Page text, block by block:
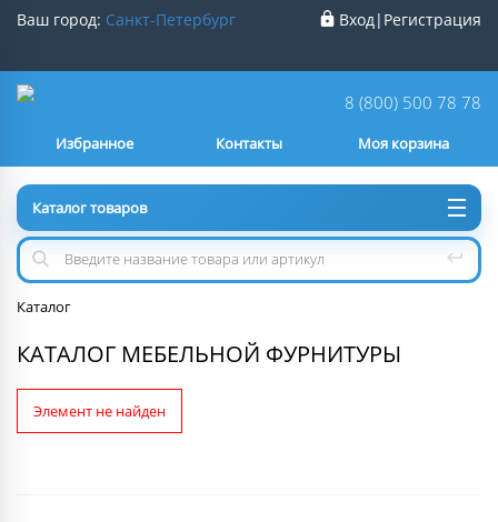
Ваш город: Санкт-Петербург
Нет
Вход| Регистрация
8 (800) 500 78 78
Контакты
Избранное Моя корзина
Каталог товаров
Каталог
КАТАЛОГ МЕБЕЛЬНОЙ ФУРНИТУРЫ
Элемент не найден